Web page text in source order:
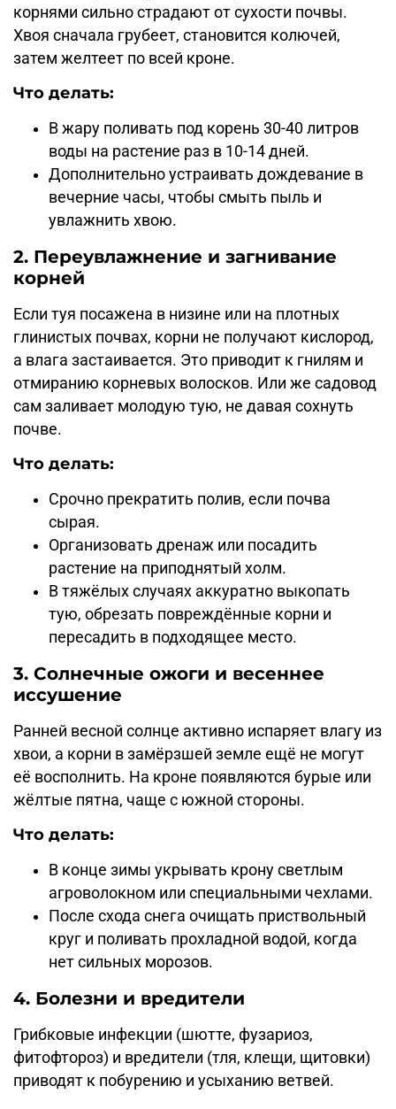
корнями сильно страдают от сухости почвы.
Хвоя сначала грубеет, становится колючей,
затем желтеет по всей кроне.
Что делать:
В жару поливать под корень 30-40 литров
воды на растение раз в 10-14 дней.
Дополнительно устраивать дождевание в
вечерние часы, чтобы смыть пыль и
увлажнить хвою.
2. Переувлажнение и загнивание
корней
Если туя посажена в низине или на плотных
глинистых почвах, корни не получают кислород,
а влага застаивается. Это приводит к гнилям и
отмиранию корневых волосков. Или же садовод
сам заливает молодую тую, не давая сохнуть
почве.
Что делать:
Срочно прекратить полив, если почва
сырая.
Организовать дренаж или посадить
растение на приподнятый холм.
В тяжёлых случаях аккуратно выкопать
тую, обрезать повреждённые корни и
пересадить в подходящее место.
3. Солнечные ожоги и весеннее
иссушение
Ранней весной солнце активно испаряет влагу из
хвои, а корни в замёрзшей земле ещё не могут
её восполнить. На кроне появляются бурые или
жёлтые пятна, чаще с южной стороны.
Что делать:
В конце зимы укрывать крону светлым
агроволокном или специальными чехлами.
После схода снега очищать приствольный
круг и поливать прохладной водой, когда
нет сильных морозов.
4. Болезни и вредители
Грибковые инфекции (шютте, фузариоз,
фитофтороз) и вредители (тля, клещи, щитовки)
приводят к побурению и усыханию ветвей.